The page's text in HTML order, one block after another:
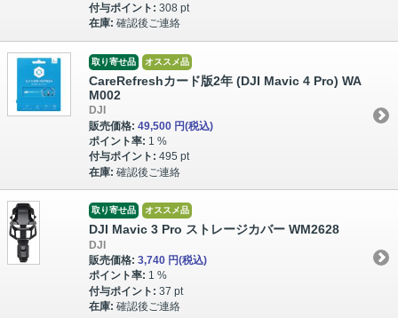
付与ポイント: 308 pt
在庫: 確認後ご連絡
取り寄せ品 オススメ品
CareRefreshカード版2年 (DJI Mavic 4 Pro) WA
M002
DJI
販売価格: 49,500 円(税込)
ポイント率: 1 %
付与ポイント: 495 pt
在庫: 確認後ご連絡
取り寄せ品 オススメ品
DJI Mavic 3 Pro ストレージカバー WM2628
DJI
販売価格: 3,740 円(税込)
ポイント率: 1 %
付与ポイント: 37 pt
在庫: 確認後ご連絡